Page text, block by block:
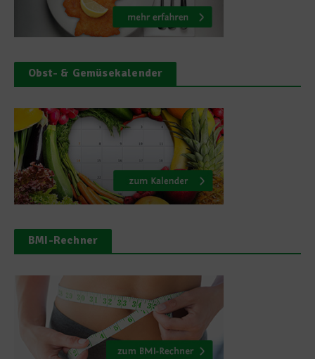
Obst- & Gemüsekalender
BMI-Rechner